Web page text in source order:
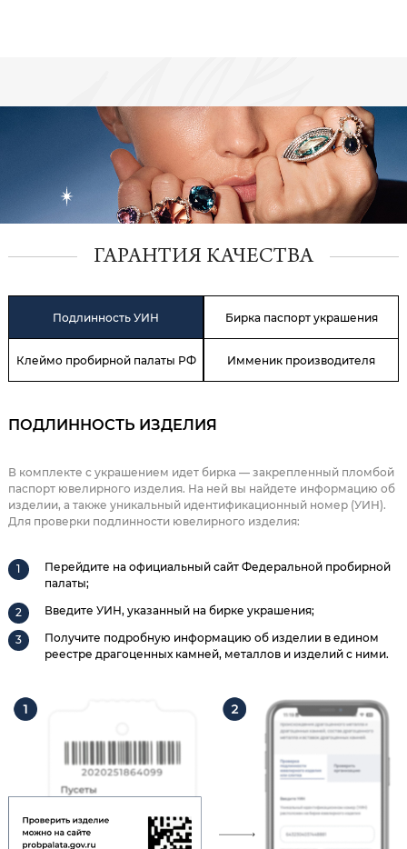
ГАРАНТИЯ КАЧЕСТВА
Подлинность УИН Бирка паспорт украшения
Клеймо пробирной палаты РФ Имменик производителя
ПОДЛИННОСТЬ ИЗДЕЛИЯ
В комплекте с украшением идет бирка — закрепленный пломбой
паспорт ювелирного изделия. На ней вы найдете информацию об
изделии, а также уникальный идентификационный номер (УИН).
Для проверки подлинности ювелирного изделия:
Перейдите на официальный сайт Федеральной пробирной
палаты;
Введите УИН, указанный на бирке украшения;
Получите подробную информацию об изделии в едином
реестре драгоценных камней, металлов и изделий с ними.